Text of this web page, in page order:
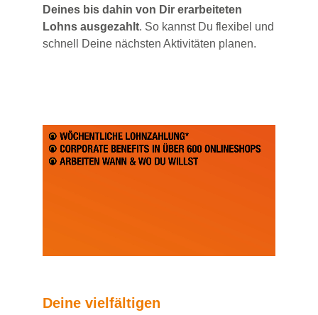
Deines bis dahin von Dir erarbeiteten
Lohns ausgezahlt. So kannst Du flexibel und
schnell Deine nächsten Aktivitäten planen.
Deine vielfältigen